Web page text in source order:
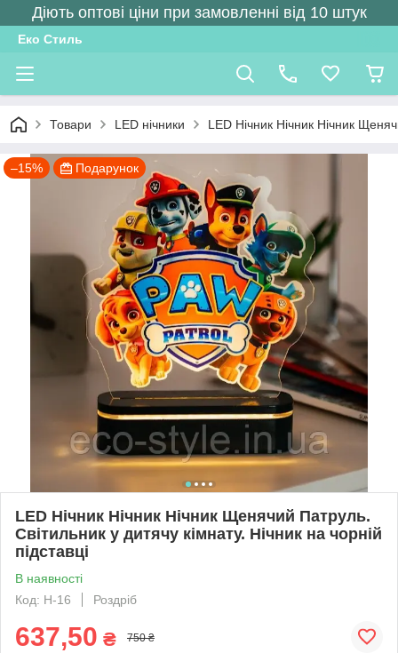
Діють оптові ціни при замовленні від 10 штук
Еко Стиль
Товари LED нічники LED Нічник Нічник Нічник
–15% Подарунок
LED Нічник Нічник Нічник Щенячий Патруль.
Світильник у дитячу кімнату. Нічник на чорній
підставці
В наявності
Код: Н-16
Роздріб
637,50 ₴ 750 ₴